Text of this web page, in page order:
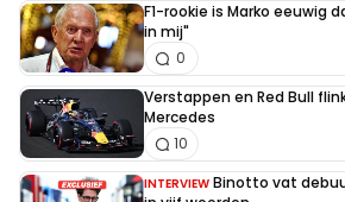
F1-rookie is Marko eeuwig
in mij"
0
Verstappen en Red Bull
Mercedes
10
INTERVIEW Binotto vat